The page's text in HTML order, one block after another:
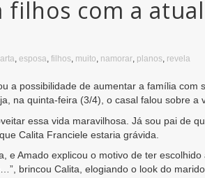
com a
, esposa, filhos, muito, namorar, planos, revela
a possibilidade de aumentar a família
na quinta-feira (3/4), o casal falou sobre
essa vida maravilhosa. Já sou pai de
Calita Franciele estaria grávida.
Amado explicou o motivo de ter
brincou Calita, elogiando o look do